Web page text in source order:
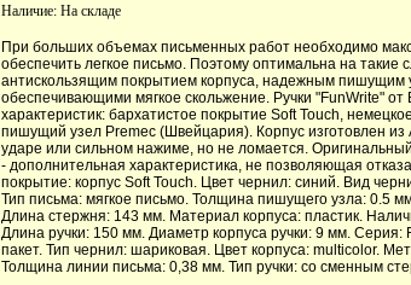
Наличие: На складе
При больших объемах письменных работ необходимо
обеспечить легкое письмо. Поэтому оптимальна на такие
антискользящим покрытием корпуса, надежным пишущим
обеспечивающими мягкое скольжение. Ручки "FunWrite" от
характеристик: бархатистое покрытие Soft Touch,
пишущий узел Premec (Швейцария). Корпус изготовлен из
ударе или сильном нажиме, но не ломается.
- дополнительная характеристика, не позволяющая
покрытие: корпус Soft Touch. Цвет чернил: синий. Вид
Тип письма: мягкое письмо. Толщина пишущего узла: 0.5
Длина стержня: 143 мм. Материал корпуса: пластик.
Длина ручки: 150 мм. Диаметр корпуса ручки: 9 мм. Серия:
пакет. Тип чернил: шариковая. Цвет корпуса: multicolor.
Толщина линии письма: 0,38 мм. Тип ручки: со сменным